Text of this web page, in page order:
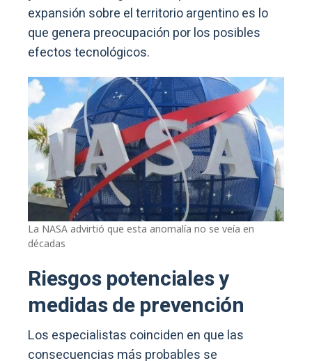
expansión sobre el territorio argentino es lo
que genera preocupación por los posibles
efectos tecnológicos.
La NASA advirtió que esta anomalía no se veía en
décadas
Riesgos potenciales y
medidas de prevención
Los especialistas coinciden en que las
consecuencias más probables se